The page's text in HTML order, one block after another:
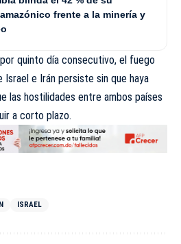
frente a la minería y
quinto día consecutivo, el fuego
Israel e Irán persiste sin que haya
las hostilidades entre ambos países
a corto plazo.
ISRAEL